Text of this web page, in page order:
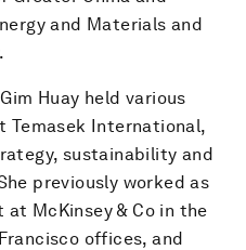
and Materials and
Huay held various
Temasek International,
sustainability and
previously worked as
McKinsey & Co in the
offices, and